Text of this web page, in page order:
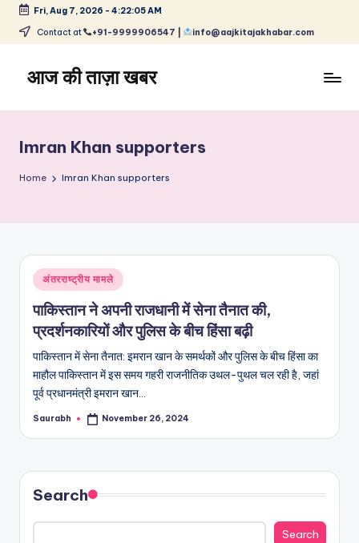
Skip
content
Fri, Aug 7, 2026 - 4:22:06 AM
Contact at +91-9999906547 | info@aajkitajakhabar.com
आज की ताज़ा खबर
समाचार
–
और
विश्व
Imran Khan supporters
Home Imran Khan supporters
Posted
in
अंतरराष्ट्रीय मामले
पाकिस्तान ने अपनी राजधानी में सेना तैनात की,
प्रदर्शनकारियों और पुलिस के बीच हिंसा बढ़ी
पाकिस्तान में सेना तैनात: इमरान खान के समर्थकों और पुलिस के बीच हिंसा का
माहौल पाकिस्तान में इस समय गहरी राजनीतिक उथल-पुथल चल रही है, जहां
पूर्व प्रधानमंत्री इमरान खान…
Posted
Saurabh November 26, 2024
Search
Search